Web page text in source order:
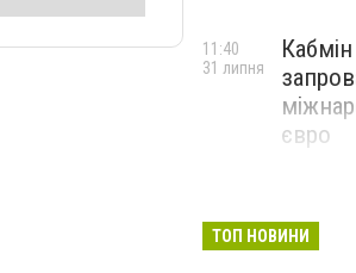
євро
11:40
31 липня
ТОП НОВИНИ